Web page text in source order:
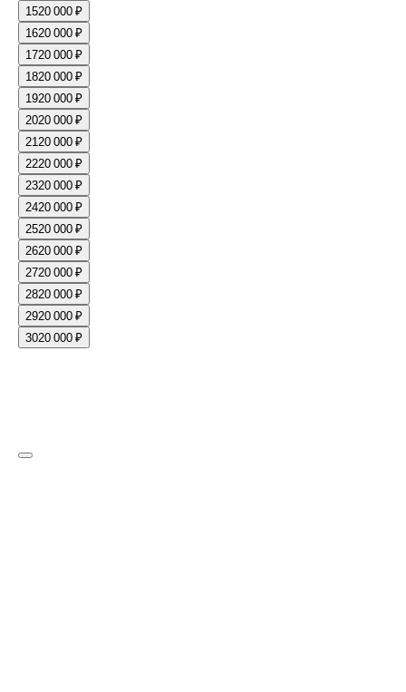
1520 000 ₽
1620 000 ₽
1720 000 ₽
1820 000 ₽
1920 000 ₽
2020 000 ₽
2120 000 ₽
2220 000 ₽
2320 000 ₽
2420 000 ₽
2520 000 ₽
2620 000 ₽
2720 000 ₽
2820 000 ₽
2920 000 ₽
3020 000 ₽